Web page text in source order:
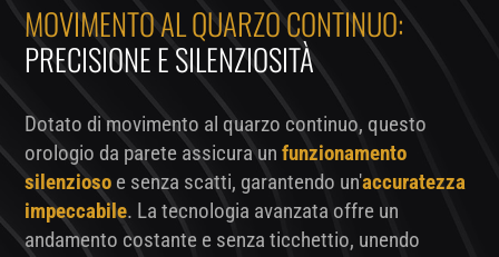
MOVIMENTO AL QUARZO CONTINUO:
PRECISIONE E SILENZIOSITÀ
Dotato di movimento al quarzo continuo, questo
orologio da parete assicura unfunzionamento
silenzioso e senza scatti, garantendo un'accuratezza
impeccabile. La tecnologia avanzata offre un
andamento costante e senza ticchettio, unendo